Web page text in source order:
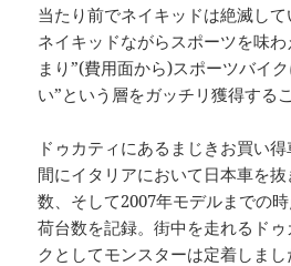
当たり前でネイキッドは絶滅し
ネイキッドながらスポーツを味
まり”(費用面から)スポーツバイ
い”という層をガッチリ獲得する
ドゥカティにあるまじきお買い
間にイタリアにおいて日本車を
数、そして2007年モデルまでの
荷台数を記録。街中を走れるド
クとしてモンスターは定着しまし